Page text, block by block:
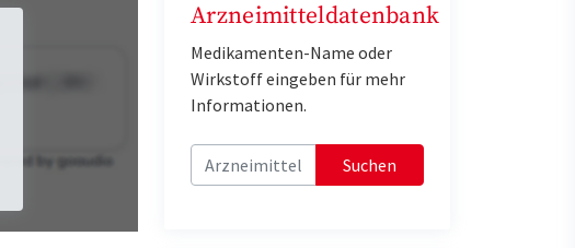
Arzneimitteldatenbank
Medikamenten-Name oder
Wirkstoff eingeben für mehr
Informationen.
Suchen